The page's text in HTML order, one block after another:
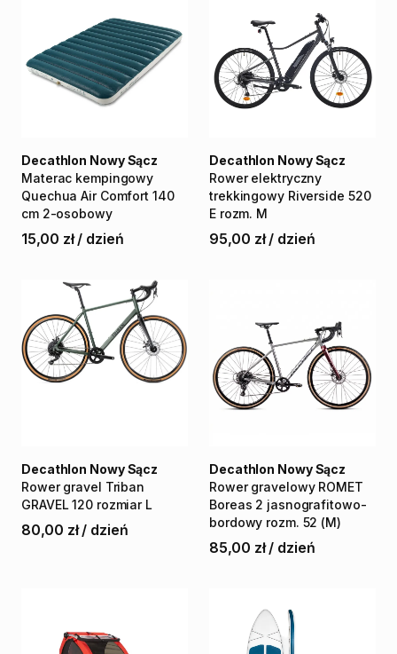
Materac kempingowy
Quechua Air Comfort 140
cm 2-osobowy
Decathlon Nowy Sącz
15,00 zł / dzień
Rower elektryczny
trekkingowy Riverside 520
E rozm. M
Decathlon Nowy Sącz
95,00 zł / dzień
Rower gravel Triban
GRAVEL 120 rozmiar L
Decathlon Nowy Sącz
80,00 zł / dzień
Rower gravelowy ROMET
Boreas 2 jasnografitowo-
bordowy rozm. 52 (M)
Decathlon Nowy Sącz
85,00 zł / dzień